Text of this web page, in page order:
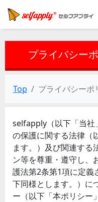
プライバシー
Top プライバシーポ
selfapply（以下「当社
の保護に関する法律（
ます。）及び関連する
ン等を尊重・遵守し、
護法第2条第1項に定義
下同様とします。）に
ー（以下「本ポリシー